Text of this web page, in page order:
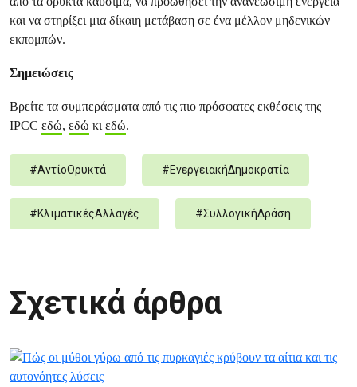
και να στηρίξει μια δίκαιη μετάβαση σε ένα μέλλον μηδενικών
εκπομπών.
Σημειώσεις
Βρείτε τα συμπεράσματα από τις πιο πρόσφατες εκθέσεις της
IPCC εδώ, εδώ κιεδώ.
#ΑντίοΟρυκτά #ΕνεργειακήΔημοκρατία
#ΚλιματικέςΑλλαγές #ΣυλλογικήΔράση
Σχετικά άρθρα